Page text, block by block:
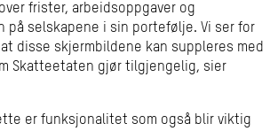
frister, arbeidsoppgaver og
på selskapene i sin portefølje. Vi ser for
disse skjermbildene kan suppleres med
Skatteetaten gjør tilgjengelig, sier
er funksjonalitet som også blir viktig